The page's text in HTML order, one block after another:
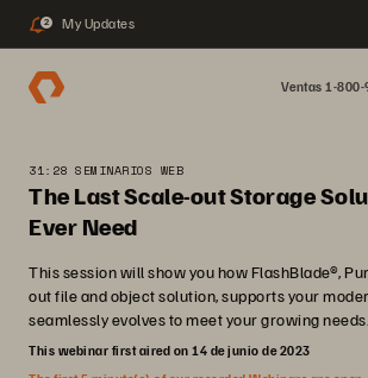
2 My Updates
Ventas 1-
31:28 SEMINARIOS WEB
The Last Scale-out Storage
Ever Need
This session will show you how FlashBlade®,
out file and object solution, supports your
seamlessly evolves to meet your growing needs.
This webinar first aired on 14 de junio de 2023